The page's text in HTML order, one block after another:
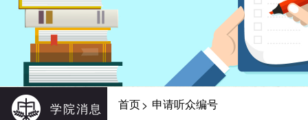
学院消息 首页> 申请听众编号